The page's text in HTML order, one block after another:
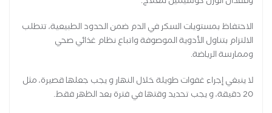
الاحتفاظ بمستويات السكر في الدم ضمن الحدود الطبيعية، تتطلب
الالتزام بتناول الأدوية الموصوفة واتباع نظام غذائي صحي
وممارسة الرياضة.
لا ينبغي إجراء غفوات طويلة خلال النهار و يجب جعلها قصيرة، مثل
20 دقيقة، و يجب تحديد وقتها في فترة بعد الظهر فقط.